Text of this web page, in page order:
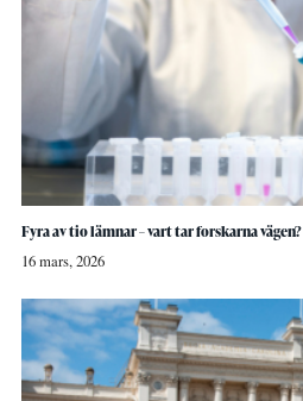
Fyra av tio lämnar – vart tar forskarna vägen?
16 mars, 2026